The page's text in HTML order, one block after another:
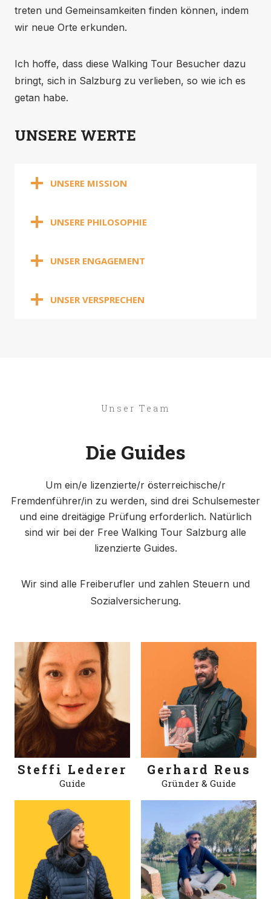
treten und Gemeinsamkeiten finden können, indem
wir neue Orte erkunden.
Ich hoffe, dass diese Walking Tour Besucher dazu
bringt, sich in Salzburg zu verlieben, so wie ich es
getan habe.
UNSERE WERTE
UNSERE MISSION
UNSERE PHILOSOPHIE
UNSER ENGAGEMENT
UNSER VERSPRECHEN
Unser Team
Die Guides
Um ein/e lizenzierte/r österreichische/r
Fremdenführer/in zu werden, sind drei Schulsemester
und eine dreitägige Prüfung erforderlich. Natürlich
sind wir bei der Free Walking Tour Salzburg alle
lizenzierte Guides.
Wir sind alle Freiberufler und zahlen Steuern und
Sozialversicherung.
Steffi Lederer
Guide
Gerhard Reus
Gründer & Guide